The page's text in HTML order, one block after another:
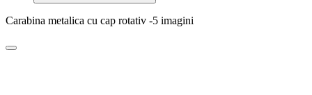
Carabina metalica cu cap rotativ -5 imagini